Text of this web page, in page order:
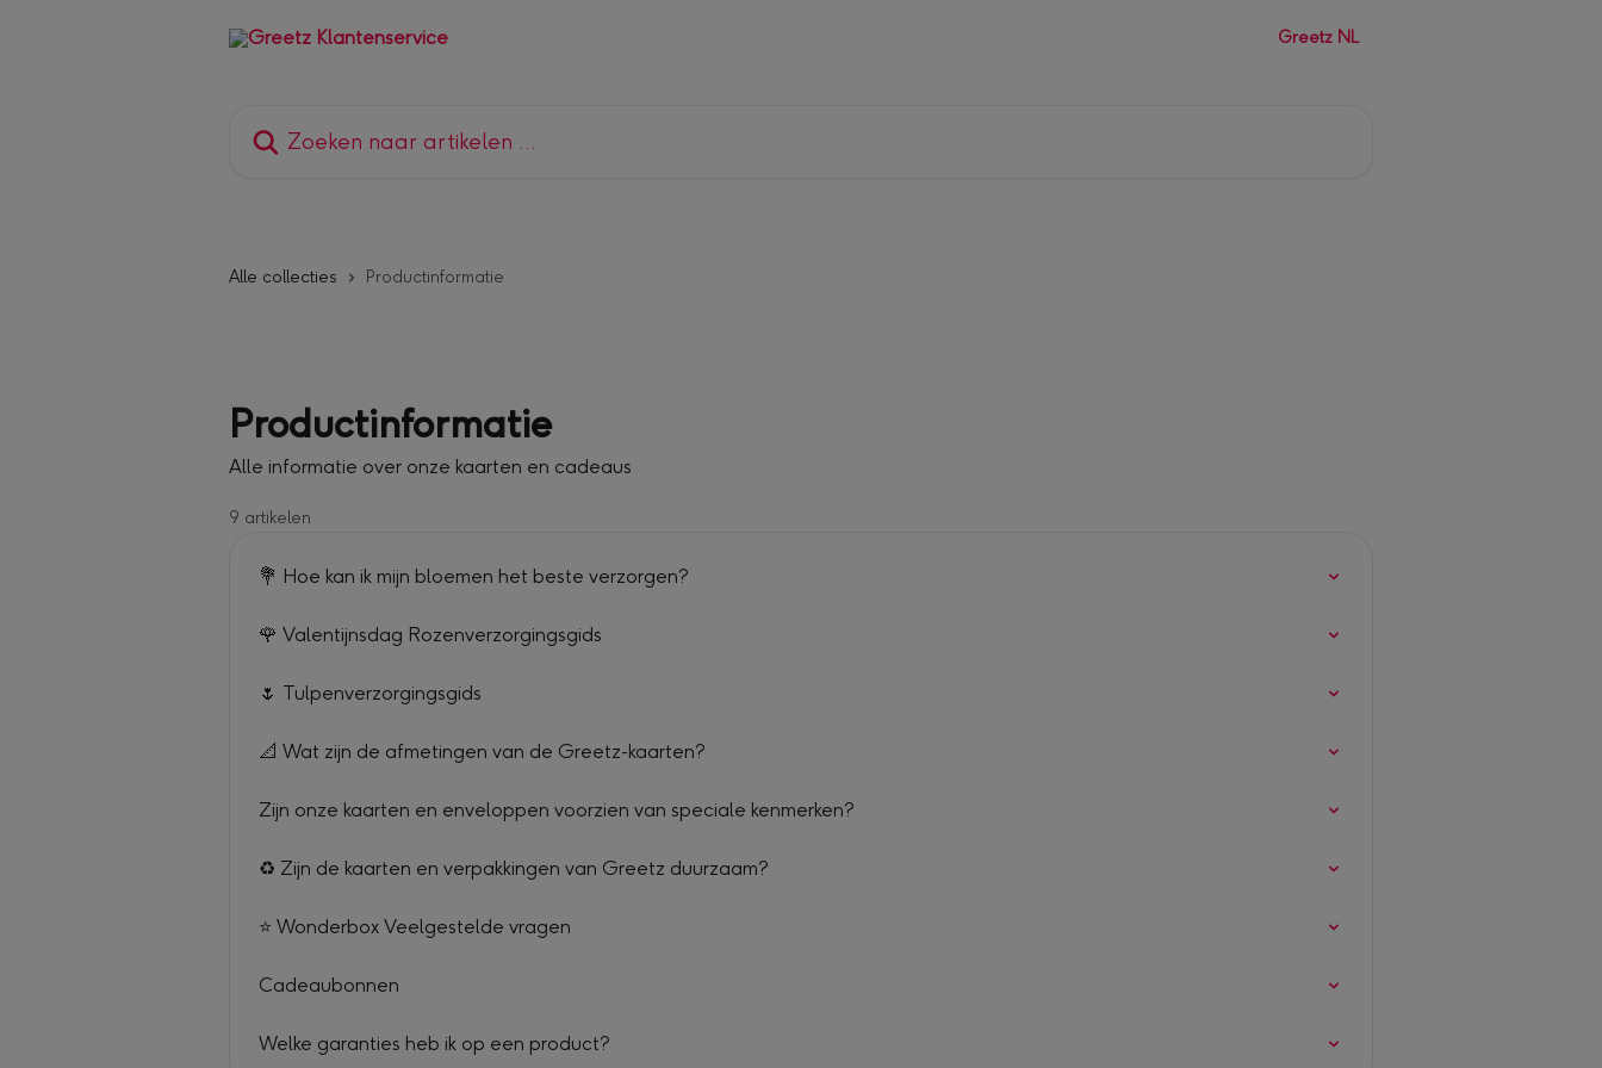
Greetz NL
Alle collecties Productinformatie
Productinformatie
Alle informatie over onze kaarten en cadeaus
9 artikelen
💐 Hoe kan ik mijn bloemen het beste verzorgen?
🌹 Valentijnsdag Rozenverzorgingsgids
🌷 Tulpenverzorgingsgids
📐 Wat zijn de afmetingen van de Greetz-kaarten?
Zijn onze kaarten en enveloppen voorzien van speciale kenmerken?
♻️ Zijn de kaarten en verpakkingen van Greetz duurzaam?
⭐ Wonderbox Veelgestelde vragen
Cadeaubonnen
Welke garanties heb ik op een product?